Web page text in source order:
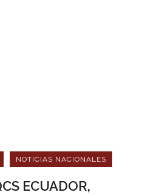
NOTICIAS NACIONALES
ECUADOR,